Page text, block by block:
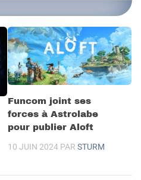
Funcom joint ses
forces à Astrolabe
pour publier Aloft
10 JUIN 2024 PAR STURM